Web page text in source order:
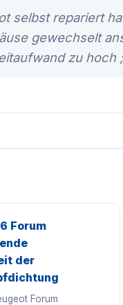
selbst repariert
gewechselt
zu hoch
Forum
der
Forum